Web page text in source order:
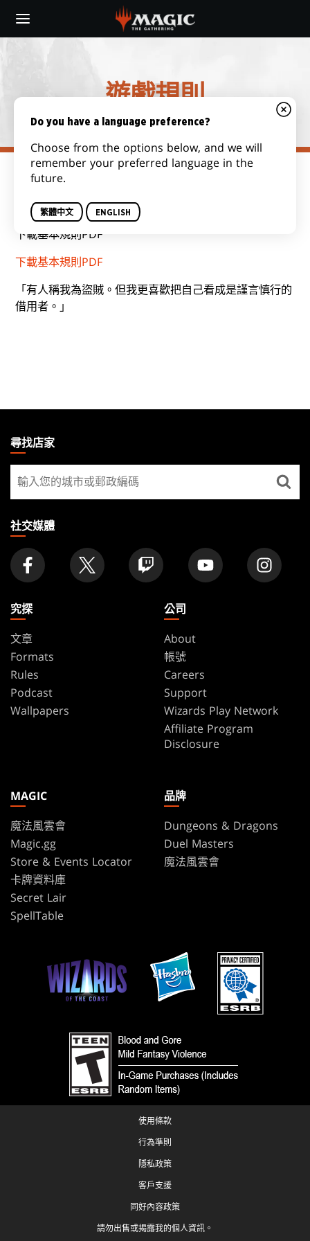
main
遊戲規則
若您欲查看魔法風雲會規則的基本介紹，可點擊下方連結
下載基本規則PDF
下載基本規則PDF
「有人稱我為盜賊。但我更喜歡把自己看成是謹言慎行的
借用者。」
THE
GATHERING
FOOTER
尋找店家
尋
找
家
社交媒體
究探
文章
Formats
Rules
Podcast
Wallpapers
公司
About
帳號
Careers
Support
Wizards Play Network
Affiliate Program
Disclosure
MAGIC
魔法風雲會
Magic.gg
Store & Events Locator
卡牌資料庫
Secret Lair
SpellTable
品牌
Dungeons & Dragons
Duel Masters
魔法風雲會
使用條款
行為準則
隱私政策
客戶支援
同好內容政策
請勿出售或揭露我的個人資訊。
Do you have a language preference?
Choose from the options below, and we will
remember your preferred language in the
future.
繁體中文 ENGLISH